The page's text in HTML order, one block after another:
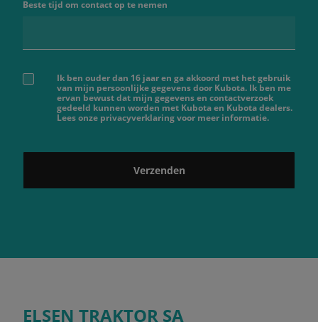
Beste tijd om contact op te nemen
Ik ben ouder dan 16 jaar en ga akkoord met het gebruik
van mijn persoonlijke gegevens door Kubota. Ik ben me
ervan bewust dat mijn gegevens en contactverzoek
gedeeld kunnen worden met Kubota en Kubota dealers.
Lees onze privacyverklaring voor meer informatie.
Verzenden
ELSEN TRAKTOR SA